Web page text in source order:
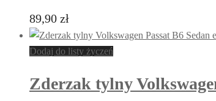
89,90 zł
Dodaj do listy życzeń
Zderzak tylny